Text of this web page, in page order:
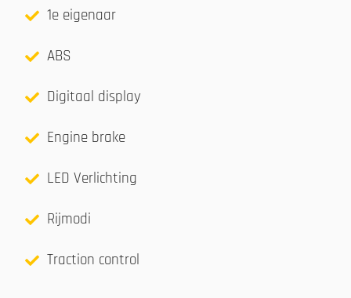
1e eigenaar
ABS
Digitaal display
Engine brake
LED Verlichting
Rijmodi
Traction control